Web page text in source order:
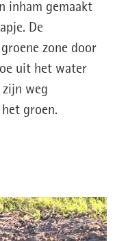
inham gemaakt
De
zone door
uit het water
weg
groen.